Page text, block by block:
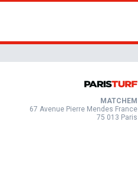
MATCHEM
67 Avenue Pierre Mendes France
75 013 Paris